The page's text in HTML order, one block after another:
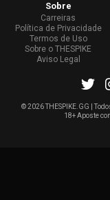
Sobre
Carreiras
Política de Privacidade
Termos de Uso
Sobre o THESPIKE
Aviso Legal
©2026 THESPIKE.GG |
18+ Aposte